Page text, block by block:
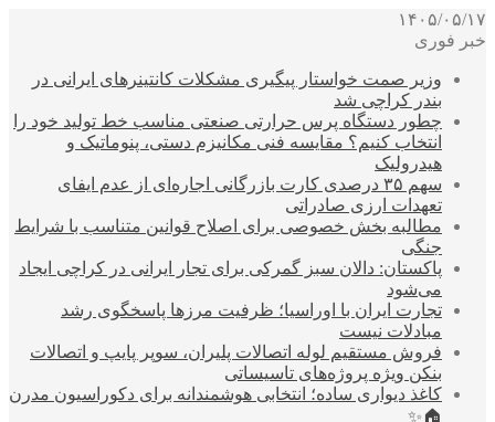
۱۴۰۵/۰۵/۱۷
خبر فوری
وزیر صمت خواستار پیگیری مشکلات کانتینرهای ایرانی در
بندر کراچی شد
چطور دستگاه پرس حرارتی صنعتی مناسب خط تولید خود را
انتخاب کنیم؟ مقایسه فنی مکانیزم دستی، پنوماتیک و
هیدرولیک
سهم ۳۵ درصدی کارت بازرگانی اجاره‌ای از عدم ایفای
تعهدات ارزی صادراتی
مطالبه بخش خصوصی برای اصلاح قوانین متناسب با شرایط
جنگی
پاکستان: دالان سبز گمرکی برای تجار ایرانی در کراچی ایجاد
می‌شود
تجارت ایران با اوراسیا؛ ظرفیت مرزها پاسخگوی رشد
مبادلات نیست
فروش مستقیم لوله اتصالات پلیران، سوپر پایپ و اتصالات
بنکن ویژه پروژه‌های تاسیساتی
کاغذ دیواری ساده؛ انتخابی هوشمندانه برای دکوراسیون مدرن
🏠✨